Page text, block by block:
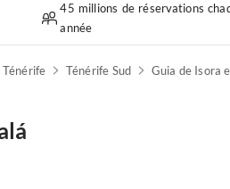
45 millions de réservations
année
Ténérife Ténérife Sud Guia de Isora